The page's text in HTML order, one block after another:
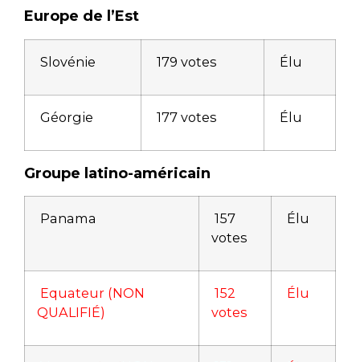
Europe de l’Est
Slovénie 179 votes Élu
Géorgie 177 votes Élu
Groupe latino-américain
Panama
157
votes
Élu
Equateur (NON
QUALIFIÉ)
152
votes
Élu